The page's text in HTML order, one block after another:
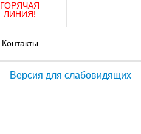
ГОРЯЧАЯ
ЛИНИЯ!
Контакты
Версия для слабовидящих